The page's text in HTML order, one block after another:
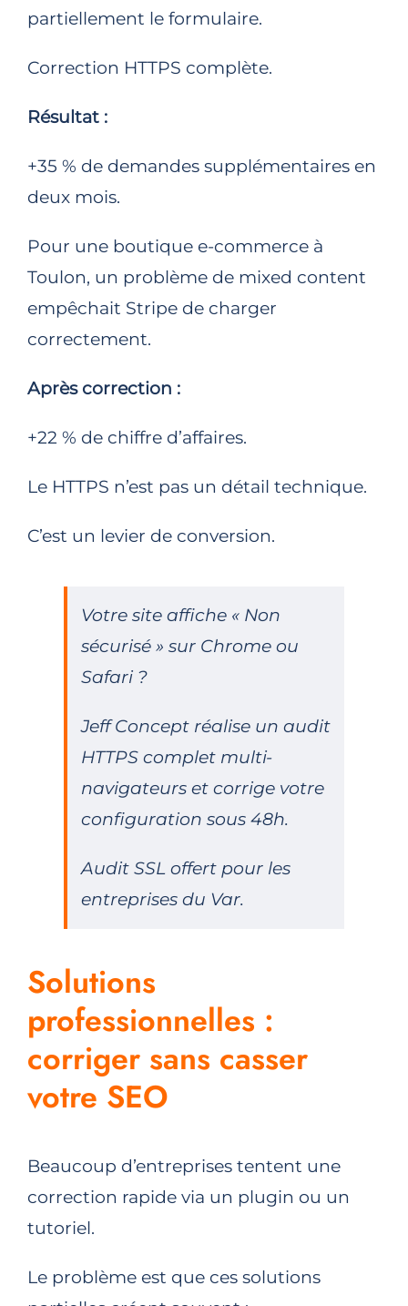
partiellement le formulaire.
Correction HTTPS complète.
Résultat :
+35 % de demandes supplémentaires en
deux mois.
Pour une boutique e-commerce à
Toulon, un problème de mixed content
empêchait Stripe de charger
correctement.
Après correction :
+22 % de chiffre d’affaires.
Le HTTPS n’est pas un détail technique.
C’est un levier de conversion.
Votre site affiche « Non
sécurisé » sur Chrome ou
Safari ?
Jeff Concept réalise un audit
HTTPS complet multi-
navigateurs et corrige votre
configuration sous 48h.
Audit SSL offert pour les
entreprises du Var.
Solutions
professionnelles :
corriger sans casser
votre SEO
Beaucoup d’entreprises tentent une
correction rapide via un plugin ou un
tutoriel.
Le problème est que ces solutions